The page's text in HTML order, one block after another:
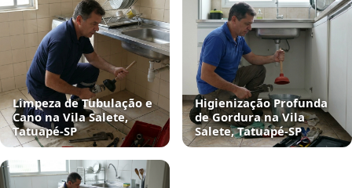
Limpeza de Tubulação e
Cano na Vila Salete,
Tatuapé‑SP
Higienização Profunda
de Gordura na Vila
Salete, Tatuapé‑SP